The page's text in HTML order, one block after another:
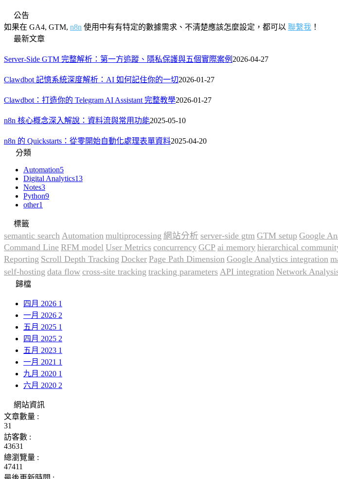
公告
如果在 GA4, GTM, n8n 使用中有有特定的數據需求、不清楚應該怎麼設定，都可以 聯繫我 ！
最新文章
Server-Side GTM 完整解析：第一方追蹤、隱私保護與五個實際案例 2026-04-27
Clawdbot 記憶系統深度解析：AI 如何記住你的一切2026-01-27
Clawdbot：打造你的 Telegram AI Assistant 完整教學2026-01-27
n8n 核心概念深入解說：資料流與常用功能2025-05-10
n8n 的 Quickstarts：從零開始自動化處理表單資料2025-04-20
分類
Automation5
Digital Analytics13
Notes3
Python9
other1
標籤
semantic search Automation multiprocessing 網站分析 server-side gtm GTM setup Google
Command Line RFM model User Metrics concurrency GCP ai memory hierarchical
Reporting Scroll Depth Tracking Docker Page Path Dimension Google Analytics integration
self-hosting data flow cross-site tracking tracking parameters API integration Network
歸檔
四月 2026 1
一月 2026 2
五月 2025 1
四月 2025 2
五月 2023 1
一月 2021 1
九月 2020 1
六月 2020 2
網站資訊
文章數量 :
31
訪客數 :
43631
總瀏覽量 :
47411